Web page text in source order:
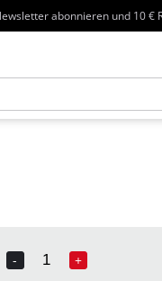
abonnieren und 10 €
-
Quantity
+